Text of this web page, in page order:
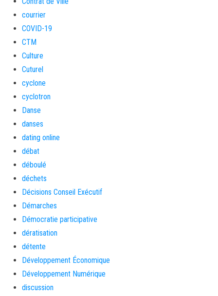
courrier
COVID-19
CTM
Culture
Cuturel
cyclone
cyclotron
Danse
danses
dating online
débat
déboulé
déchets
Décisions Conseil Exécutif
Démarches
Démocratie participative
dératisation
détente
Développement Économique
Développement Numérique
discussion